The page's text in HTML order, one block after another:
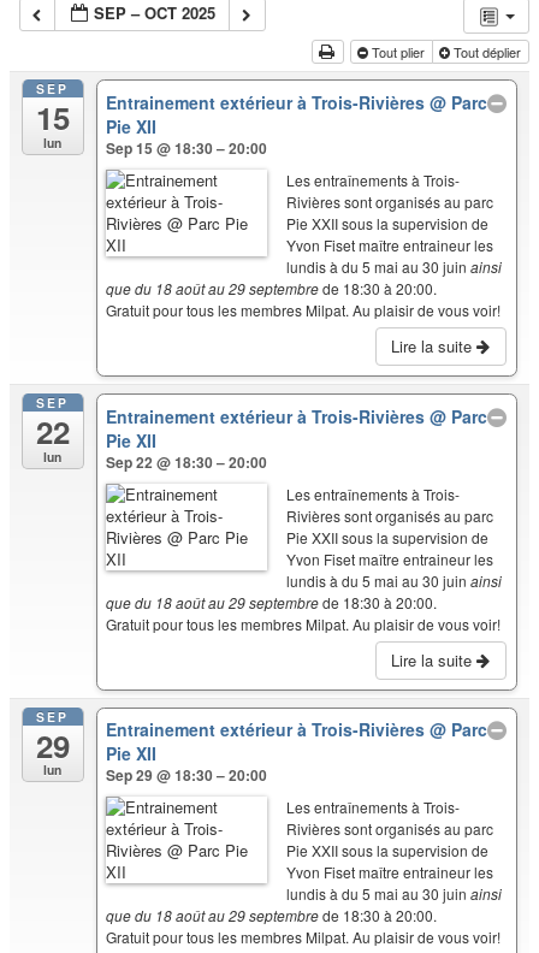
SEP – OCT 2025
Tout plier Tout déplier
SEP
15
lun
Entrainement extérieur à Trois-Rivières@ Parc
Pie XII
Sep 15 @ 18:30 – 20:00
Les entraînements à Trois-
Rivières sont organisés au parc
Pie XXII sous la supervision de
Yvon Fiset maître entraineur les
lundis à du 5 mai au 30 juin ainsi
que du 18 août au 29 septembrede 18:30 à 20:00.
Gratuit pour tous les membres Milpat. Au plaisir de vous voir!
Lire la suite
SEP
22
lun
Entrainement extérieur à Trois-Rivières@ Parc
Pie XII
Sep 22 @ 18:30 – 20:00
Les entraînements à Trois-
Rivières sont organisés au parc
Pie XXII sous la supervision de
Yvon Fiset maître entraineur les
lundis à du 5 mai au 30 juin ainsi
que du 18 août au 29 septembrede 18:30 à 20:00.
Gratuit pour tous les membres Milpat. Au plaisir de vous voir!
Lire la suite
SEP
29
lun
Entrainement extérieur à Trois-Rivières@ Parc
Pie XII
Sep 29 @ 18:30 – 20:00
Les entraînements à Trois-
Rivières sont organisés au parc
Pie XXII sous la supervision de
Yvon Fiset maître entraineur les
lundis à du 5 mai au 30 juin ainsi
que du 18 août au 29 septembrede 18:30 à 20:00.
Gratuit pour tous les membres Milpat. Au plaisir de vous voir!